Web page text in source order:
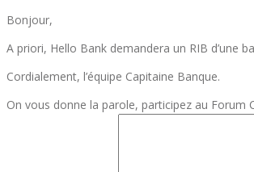
Bonjour,
A priori, Hello Bank demandera un RIB d’une
Cordialement, l’équipe Capitaine Banque.
On vous donne la parole, participez au Forum